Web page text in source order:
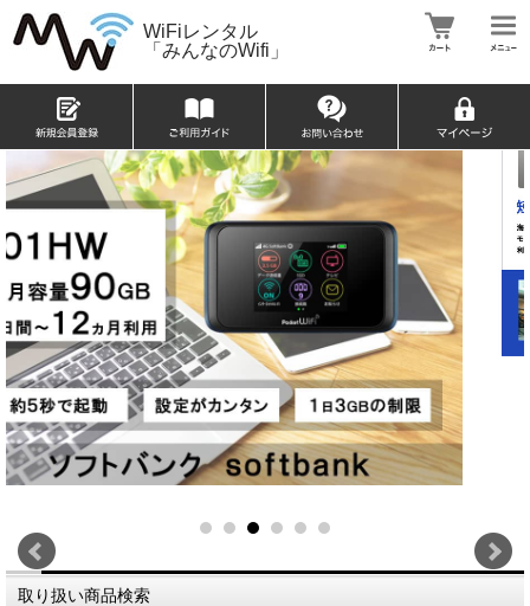
WiFiレンタル
「みんなのWifi」
取り扱い商品検索